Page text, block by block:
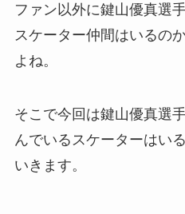
ファン以外に鍵山優真選
スケーター仲間はいるの
よね。
そこで今回は鍵山優真選
んでいるスケーターはい
いきます。